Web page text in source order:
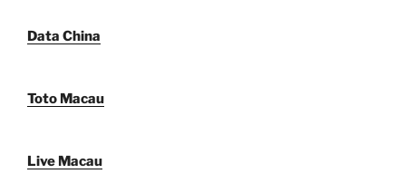
Data China
Toto Macau
Live Macau